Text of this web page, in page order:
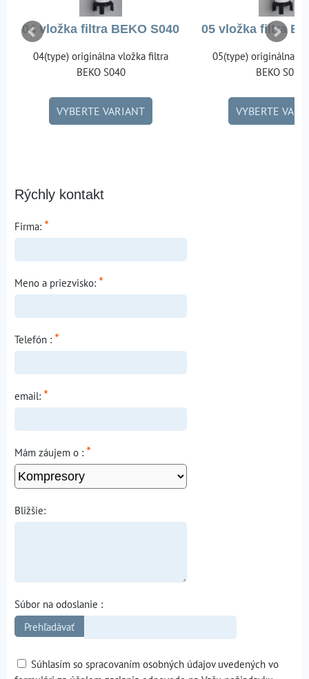
04 vložka filtra BEKO S040
04(type) originálna vložka filtra
BEKO S040
VYBERTE VARIANT
05 vložka filtra
05(type) originálna
BEKO S050
VYBERTE
Rýchly kontakt
Firma: *
Meno a priezvisko: *
Telefón : *
email: *
Mám záujem o : *
Bližšie:
Súbor na odoslanie :
Súhlasím so spracovaním osobných údajov uvedených vo